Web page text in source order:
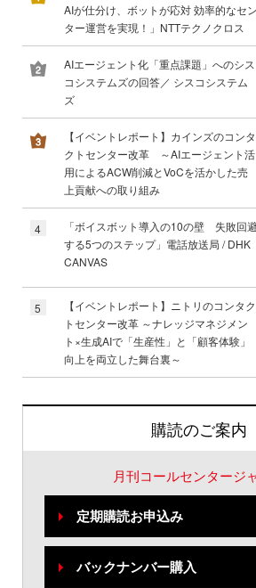
AIが仕分け、ボットが応対 効率的なセン
ター運営を実現！」NTTテクノクロス
AIエージェント化「重点課題」へのシス
コシステムズの回答／ シスコシステム
ズ
【イベントレポート】カインズのコンタ
クトセンター改革 ～AIエージェント活
用によるACW削減とVoCを活かした売
上貢献への取り組み
4
「ボイスボット導入の10の壁 失敗回避
する5つのステップ」電話放送局 / DHK
CANVAS
5
【イベントレポート】ニトリのコンタク
トセンター改革 ～ナレッジマネジメン
ト×生成AIで「生産性」と「顧客体験」
向上を両立した舞台裏～
購読のご案内
月刊コールセンタージ
定期購読お申込み
バックナンバー購入